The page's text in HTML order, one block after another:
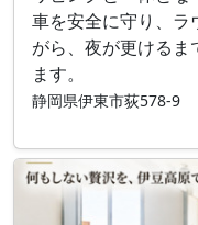
車を安全に守り、ラ
がら、夜が更けるま
ます。
静岡県伊東市荻578-9